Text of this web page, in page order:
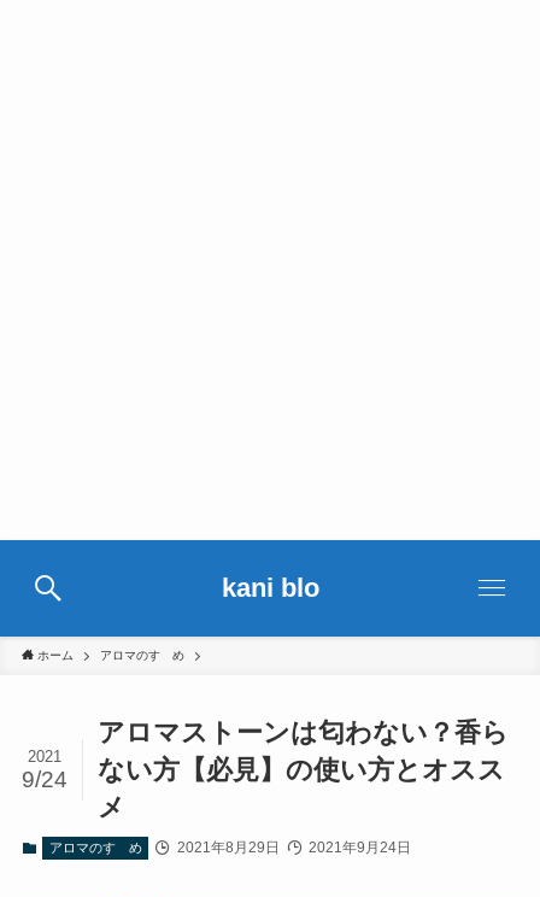
kani blo
ホーム アロマのすゝめ
アロマストーンは匂わない？香ら
ない方【必見】の使い方とオスス
メ
2021
9/24
アロマのすゝめ 2021年8月29日 2021年9月24日